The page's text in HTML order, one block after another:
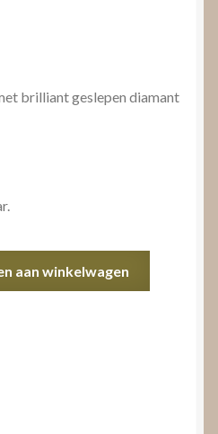
brilliant geslepen diamant
aan winkelwagen